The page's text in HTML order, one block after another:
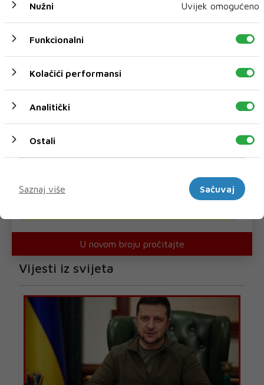
U novom broju pročitajte
Vijesti iz svijeta
Nužni Uvijek omogućeno
Funkcionalni
Kolačići performansi
Analitički
Ostali
Saznaj više
Sačuvaj